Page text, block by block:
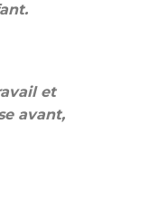
et
avant,